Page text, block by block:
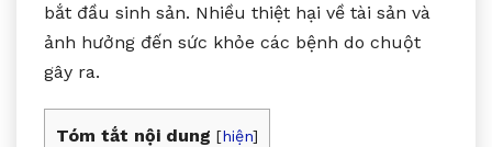
bắt đầu sinh sản. Nhiều thiệt hại về tài sản và
ảnh hưởng đến sức khỏe các bệnh do chuột
gây ra.
Tóm tắt nội dung [hiện]